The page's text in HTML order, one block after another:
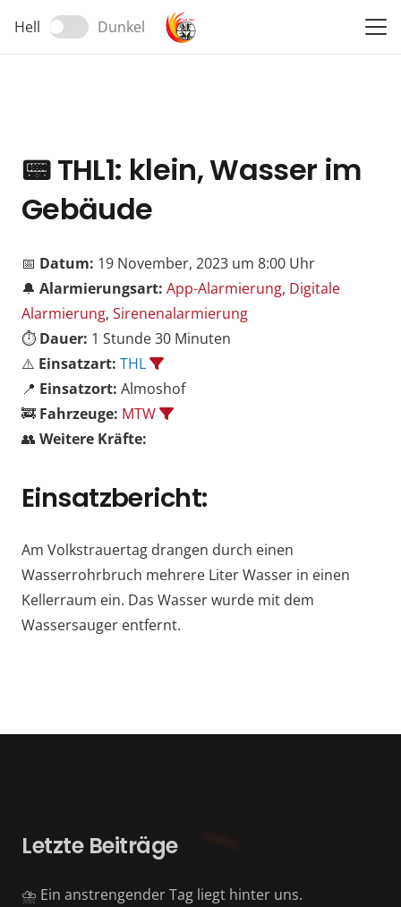
Hell Dunkel
📟THL1: klein, Wasser im
Gebäude
📅 Datum: 19 November, 2023 um 8:00 Uhr
🔔 Alarmierungsart: App-Alarmierung, Digitale
Alarmierung, Sirenenalarmierung
⏱️ Dauer: 1 Stunde 30 Minuten
⚠️ Einsatzart: THL
📍 Einsatzort: Almoshof
🚒 Fahrzeuge: MTW
👥 Weitere Kräfte:
Einsatzbericht:
Am Volkstrauertag drangen durch einen
Wasserrohrbruch mehrere Liter Wasser in einen
Kellerraum ein. Das Wasser wurde mit dem
Wassersauger entfernt.
Letzte Beiträge
⛈️ Ein anstrengender Tag liegt hinter uns.